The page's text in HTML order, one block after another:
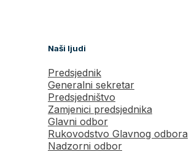
Naši ljudi
Predsjednik
Generalni sekretar
Predsjedništvo
Zamjenici predsjednika
Glavni odbor
Rukovodstvo Glavnog odbora
Nadzorni odbor